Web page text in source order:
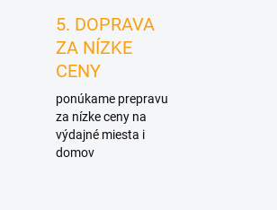
5. DOPRAVA
ZA NÍZKE
CENY
ponúkame prepravu
za nízke ceny na
výdajné miesta i
domov